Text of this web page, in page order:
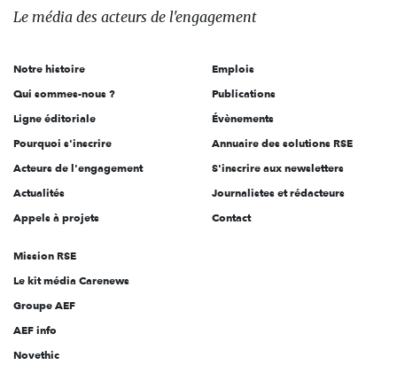
des
l'engagement
Le média des acteurs de l'engagement
Notre histoire
Qui sommes-nous ?
Ligne éditoriale
Pourquoi s'inscrire
Acteurs de l'engagement
Actualités
Appels à projets
Emplois
Publications
Évènements
Annuaire des solutions RSE
S'inscrire aux newsletters
Journalistes et rédacteurs
Contact
Mission RSE
Le kit média Carenews
Groupe AEF
AEF info
Novethic
Salut c'est nous...